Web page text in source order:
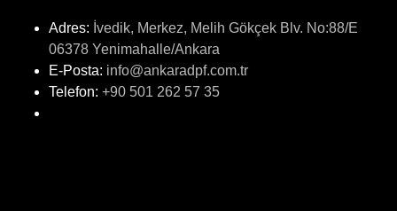
Adres: İvedik, Merkez, Melih Gökçek Blv. No:88/E
06378 Yenimahalle/Ankara
E-Posta: info@ankaradpf.com.tr
Telefon: +90 501 262 57 35